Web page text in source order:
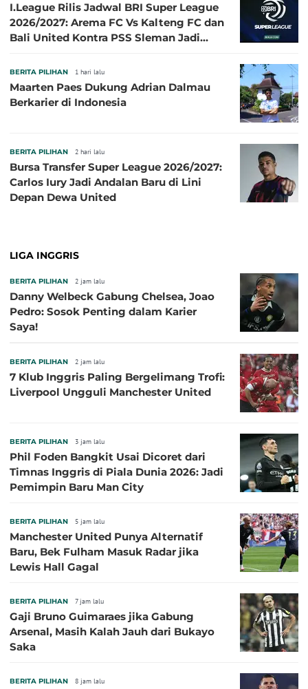
I.League Rilis Jadwal BRI Super League
2026/2027: Arema FC Vs Kalteng FC dan
Bali United Kontra PSS Sleman Jadi
BERITA PILIHAN 1 hari lalu
Maarten Paes Dukung Adrian Dalmau
Berkarier di Indonesia
BERITA PILIHAN 2 hari lalu
Bursa Transfer Super League 2026/2027:
Carlos Iury Jadi Andalan Baru di Lini
Depan Dewa United
LIGA INGGRIS
BERITA PILIHAN 2 jam lalu
Danny Welbeck Gabung Chelsea, Joao
Pedro: Sosok Penting dalam Karier
Saya!
BERITA PILIHAN 2 jam lalu
7 Klub Inggris Paling Bergelimang Trofi:
Liverpool Ungguli Manchester United
BERITA PILIHAN 3 jam lalu
Phil Foden Bangkit Usai Dicoret dari
Timnas Inggris di Piala Dunia 2026: Jadi
Pemimpin Baru Man City
BERITA PILIHAN 5 jam lalu
Manchester United Punya Alternatif
Baru, Bek Fulham Masuk Radar jika
Lewis Hall Gagal
BERITA PILIHAN 7 jam lalu
Gaji Bruno Guimaraes jika Gabung
Arsenal, Masih Kalah Jauh dari Bukayo
Saka
BERITA PILIHAN 8 jam lalu